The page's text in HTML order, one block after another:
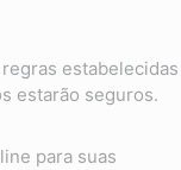
estabelecidas
estarão seguros.
para suas